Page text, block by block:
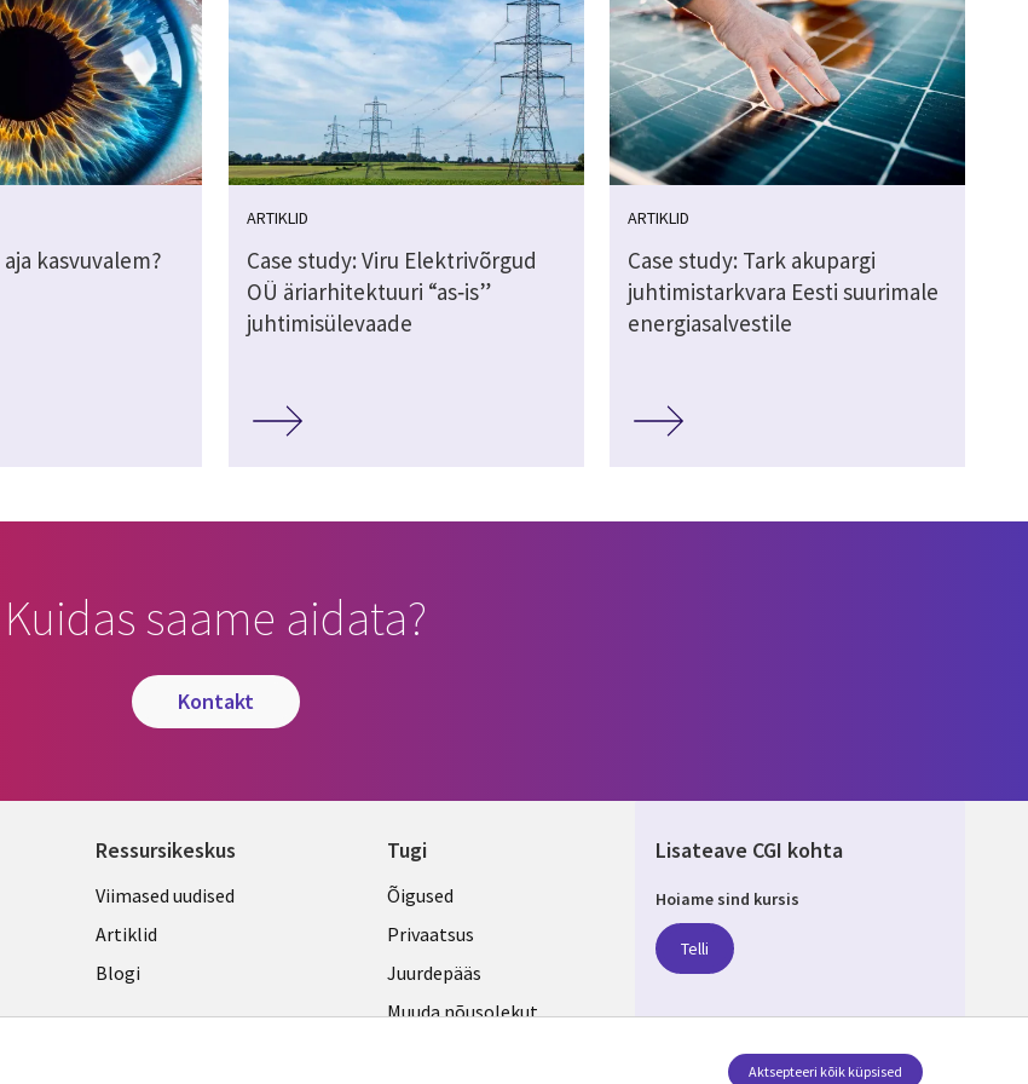
kasvuvalem?
ARTIKLID
Case study: Viru Elektrivõrgud
OÜ äriarhitektuuri “as‑is”
juhtimisülevaade
ARTIKLID
Case study: Tark akupargi
juhtimistarkvara Eesti suurimale
energiasalvestile
Kuidas saame aidata?
kontakt
Ressursikeskus
Library
Links
ESTONIA
Viimased uudised
Artiklid
Blogi
Tugi
Legal
ESTONIA
Õigused
Privaatsus
Juurdepääs
Muuda nõusolekut
Lisateave CGI kohta
Hoiame sind kursis
Telli
Aktsepteeri kõik küpsised